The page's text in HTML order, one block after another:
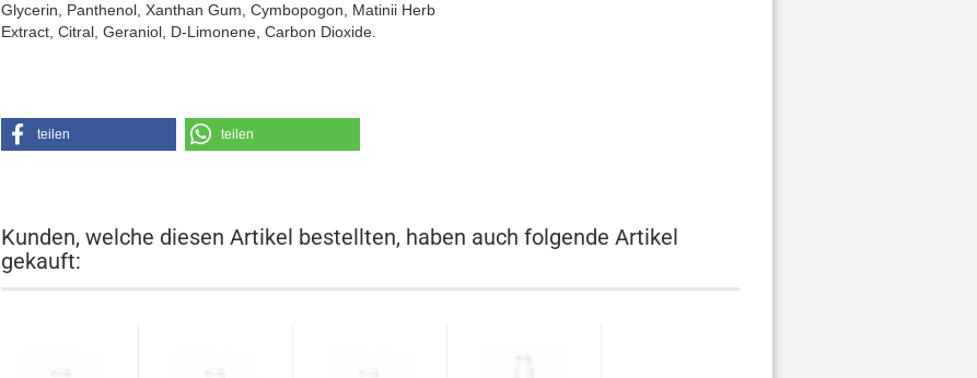
Glycerin, Panthenol, Xanthan Gum, Cymbopogon, Matinii Herb
Extract, Citral, Geraniol, D-Limonene, Carbon Dioxide.
teilen teilen
Kunden, welche diesen Artikel bestellten, haben auch folgende Artikel
gekauft: